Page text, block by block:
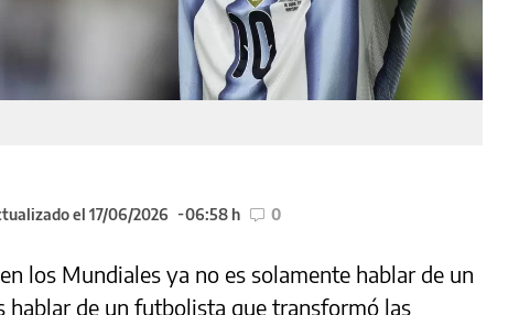
el 17/06/2026 06:58 h 0
los Mundiales ya no es solamente hablar de un
hablar de un futbolista que transformó las